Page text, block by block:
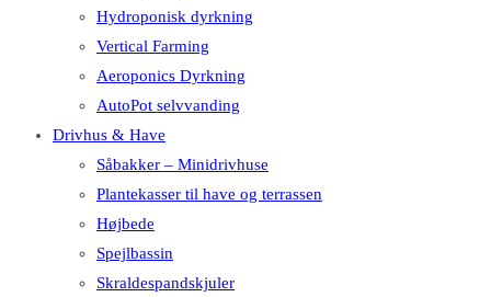
Hydroponisk dyrkning
Vertical Farming
Aeroponics Dyrkning
AutoPot selvvanding
Drivhus & Have
Såbakker – Minidrivhuse
Plantekasser til have og terrassen
Højbede
Spejlbassin
Skraldespandskjuler